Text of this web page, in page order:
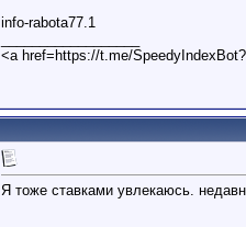
info-rabota77.1
<a href=https://t.me/
Я тоже ставками увлекаюсь.